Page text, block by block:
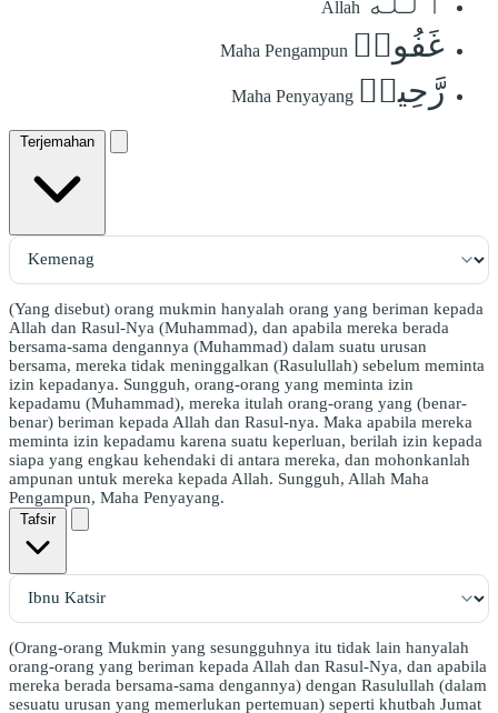
Allah
غَفُورٞ Maha Pengampun
رَّحِيمٞ Maha Penyayang
Terjemahan
(Yang disebut) orang mukmin hanyalah orang yang beriman kepada
Allah dan Rasul-Nya (Muhammad), dan apabila mereka berada
bersama-sama dengannya (Muhammad) dalam suatu urusan
bersama, mereka tidak meninggalkan (Rasulullah) sebelum meminta
izin kepadanya. Sungguh, orang-orang yang meminta izin
kepadamu (Muhammad), mereka itulah orang-orang yang (benar-
benar) beriman kepada Allah dan Rasul-nya. Maka apabila mereka
meminta izin kepadamu karena suatu keperluan, berilah izin kepada
siapa yang engkau kehendaki di antara mereka, dan mohonkanlah
ampunan untuk mereka kepada Allah. Sungguh, Allah Maha
Pengampun, Maha Penyayang.
Tafsir
(Orang-orang Mukmin yang sesungguhnya itu tidak lain hanyalah
orang-orang yang beriman kepada Allah dan Rasul-Nya, dan apabila
mereka berada bersama-sama dengannya) dengan Rasulullah (dalam
sesuatu urusan yang memerlukan pertemuan) seperti khutbah Jumat